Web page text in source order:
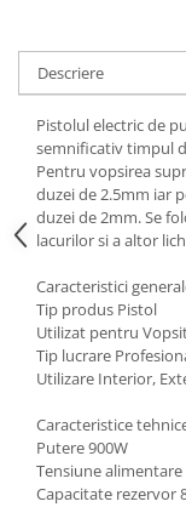
Incubatoare,
deplumatoare
Echipamente
Aparate de tuns
Piese si accesorii
animale
Tarcuri animale
Semanatori
Masini batut stalpi
Roabe & accesorii
Mobilier gradina
Corturi, Prelate si
umbrire
Descriere
Pistolul electric de
semnificativ timpul
Pentru vopsirea
duzei de 2.5mm iar
duzei de 2mm. Se
lacurilor si a altor
Caracteristici
Tip produs Pistol
Utilizat pentru
Tip lucrare
Utilizare Interior,
Caracteristice
Putere 900W
Tensiune alimentare
Capacitate rezervor